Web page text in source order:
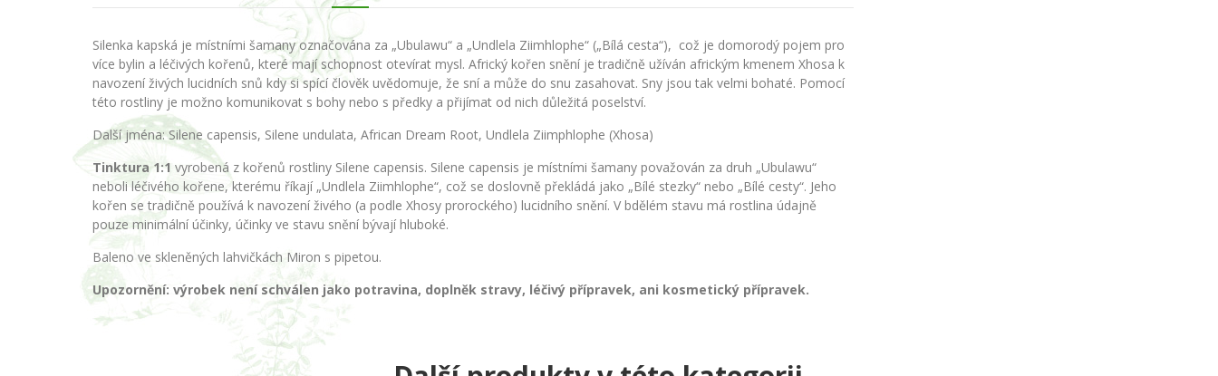
Silenka kapská je místními šamany označována za „Ubulawu“ a „Undlela Ziimhlophe“ („Bílá cesta“), což je domorodý pojem pro
více bylin a léčivých kořenů, které mají schopnost otevírat mysl. Africký kořen snění je tradičně užíván africkým kmenem Xhosa k
navození živých lucidních snů kdy si spící člověk uvědomuje, že sní a může do snu zasahovat. Sny jsou tak velmi bohaté. Pomocí
této rostliny je možno komunikovat s bohy nebo s předky a přijímat od nich důležitá poselství.
Další jména: Silene capensis, Silene undulata, African Dream Root, Undlela Ziimphlophe (Xhosa)
Tinktura 1:1 vyrobená z kořenů rostliny Silene capensis. Silene capensis je místními šamany považován za druh „Ubulawu“
neboli léčivého kořene, kterému říkají „Undlela Ziimhlophe“, což se doslovně překládá jako „Bílé stezky“ nebo „Bílé cesty“. Jeho
kořen se tradičně používá k navození živého (a podle Xhosy prorockého) lucidního snění. V bdělém stavu má rostlina údajně
pouze minimální účinky, účinky ve stavu snění bývají hluboké.
Baleno ve skleněných lahvičkách Miron s pipetou.
Upozornění: výrobek není schválen jako potravina, doplněk stravy, léčivý přípravek, ani kosmetický přípravek.